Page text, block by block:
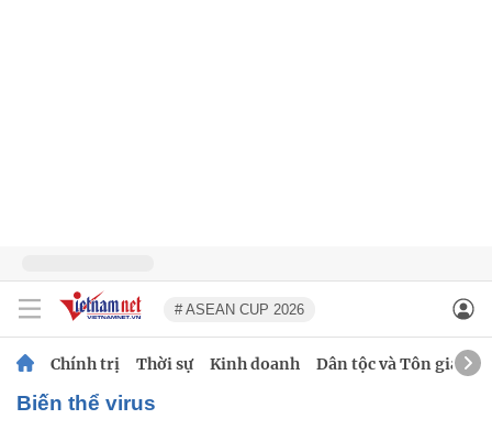
# ASEAN CUP 2026
Chính trị Thời sự Kinh doanh Dân tộc và Tôn giáo
biến thể virus